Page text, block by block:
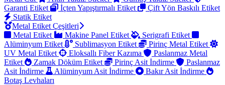
Garanti Etiket
İçten Yapıştırmalı Etiket
Çift Yön Baskılı Etiket
Statik Etiket
Metal Etiket Çeşitleri
Metal Etiket
Makine Panel Etiket
Serigrafi Etiket
Alüminyum Etiket
Sublimasyon Etiket
Pirinç Metal Etiket
UV Metal Etiket
Eloksallı Fiber Kazıma
Paslanmaz Metal
Etiket
Zamak Döküm Etiket Pirinç Asit İndirme
Paslanmaz
Asit İndirme
Alüminyum Asit İndirme
Bakır Asit İndirme
Botaş Levhaları